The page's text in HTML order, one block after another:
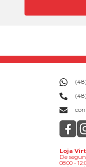
Loja
De
08:00 -